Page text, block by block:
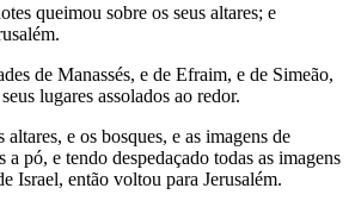
queimou sobre os seus altares; e
de Manassés, e de Efraim, e de Simeão,
lugares assolados ao redor.
e os bosques, e as imagens de
a pó, e tendo despedaçado todas as imagens
Israel, então voltou para Jerusalém.